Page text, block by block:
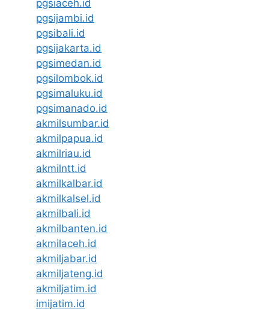
pgsiaceh.id
pgsijambi.id
pgsibali.id
pgsijakarta.id
pgsimedan.id
pgsilombok.id
pgsimaluku.id
pgsimanado.id
akmilsumbar.id
akmilpapua.id
akmilriau.id
akmilntt.id
akmilkalbar.id
akmilkalsel.id
akmilbali.id
akmilbanten.id
akmilaceh.id
akmiljabar.id
akmiljateng.id
akmiljatim.id
imijatim.id